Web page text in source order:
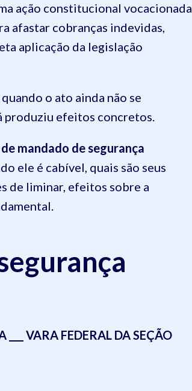
ação constitucional vocacionada
afastar cobranças indevidas,
aplicação da legislação
o ato ainda não se
produziu efeitos concretos.
mandado de segurança
ele é cabível, quais são seus
de liminar, efeitos sobre a
VARA FEDERAL DA SEÇÃO